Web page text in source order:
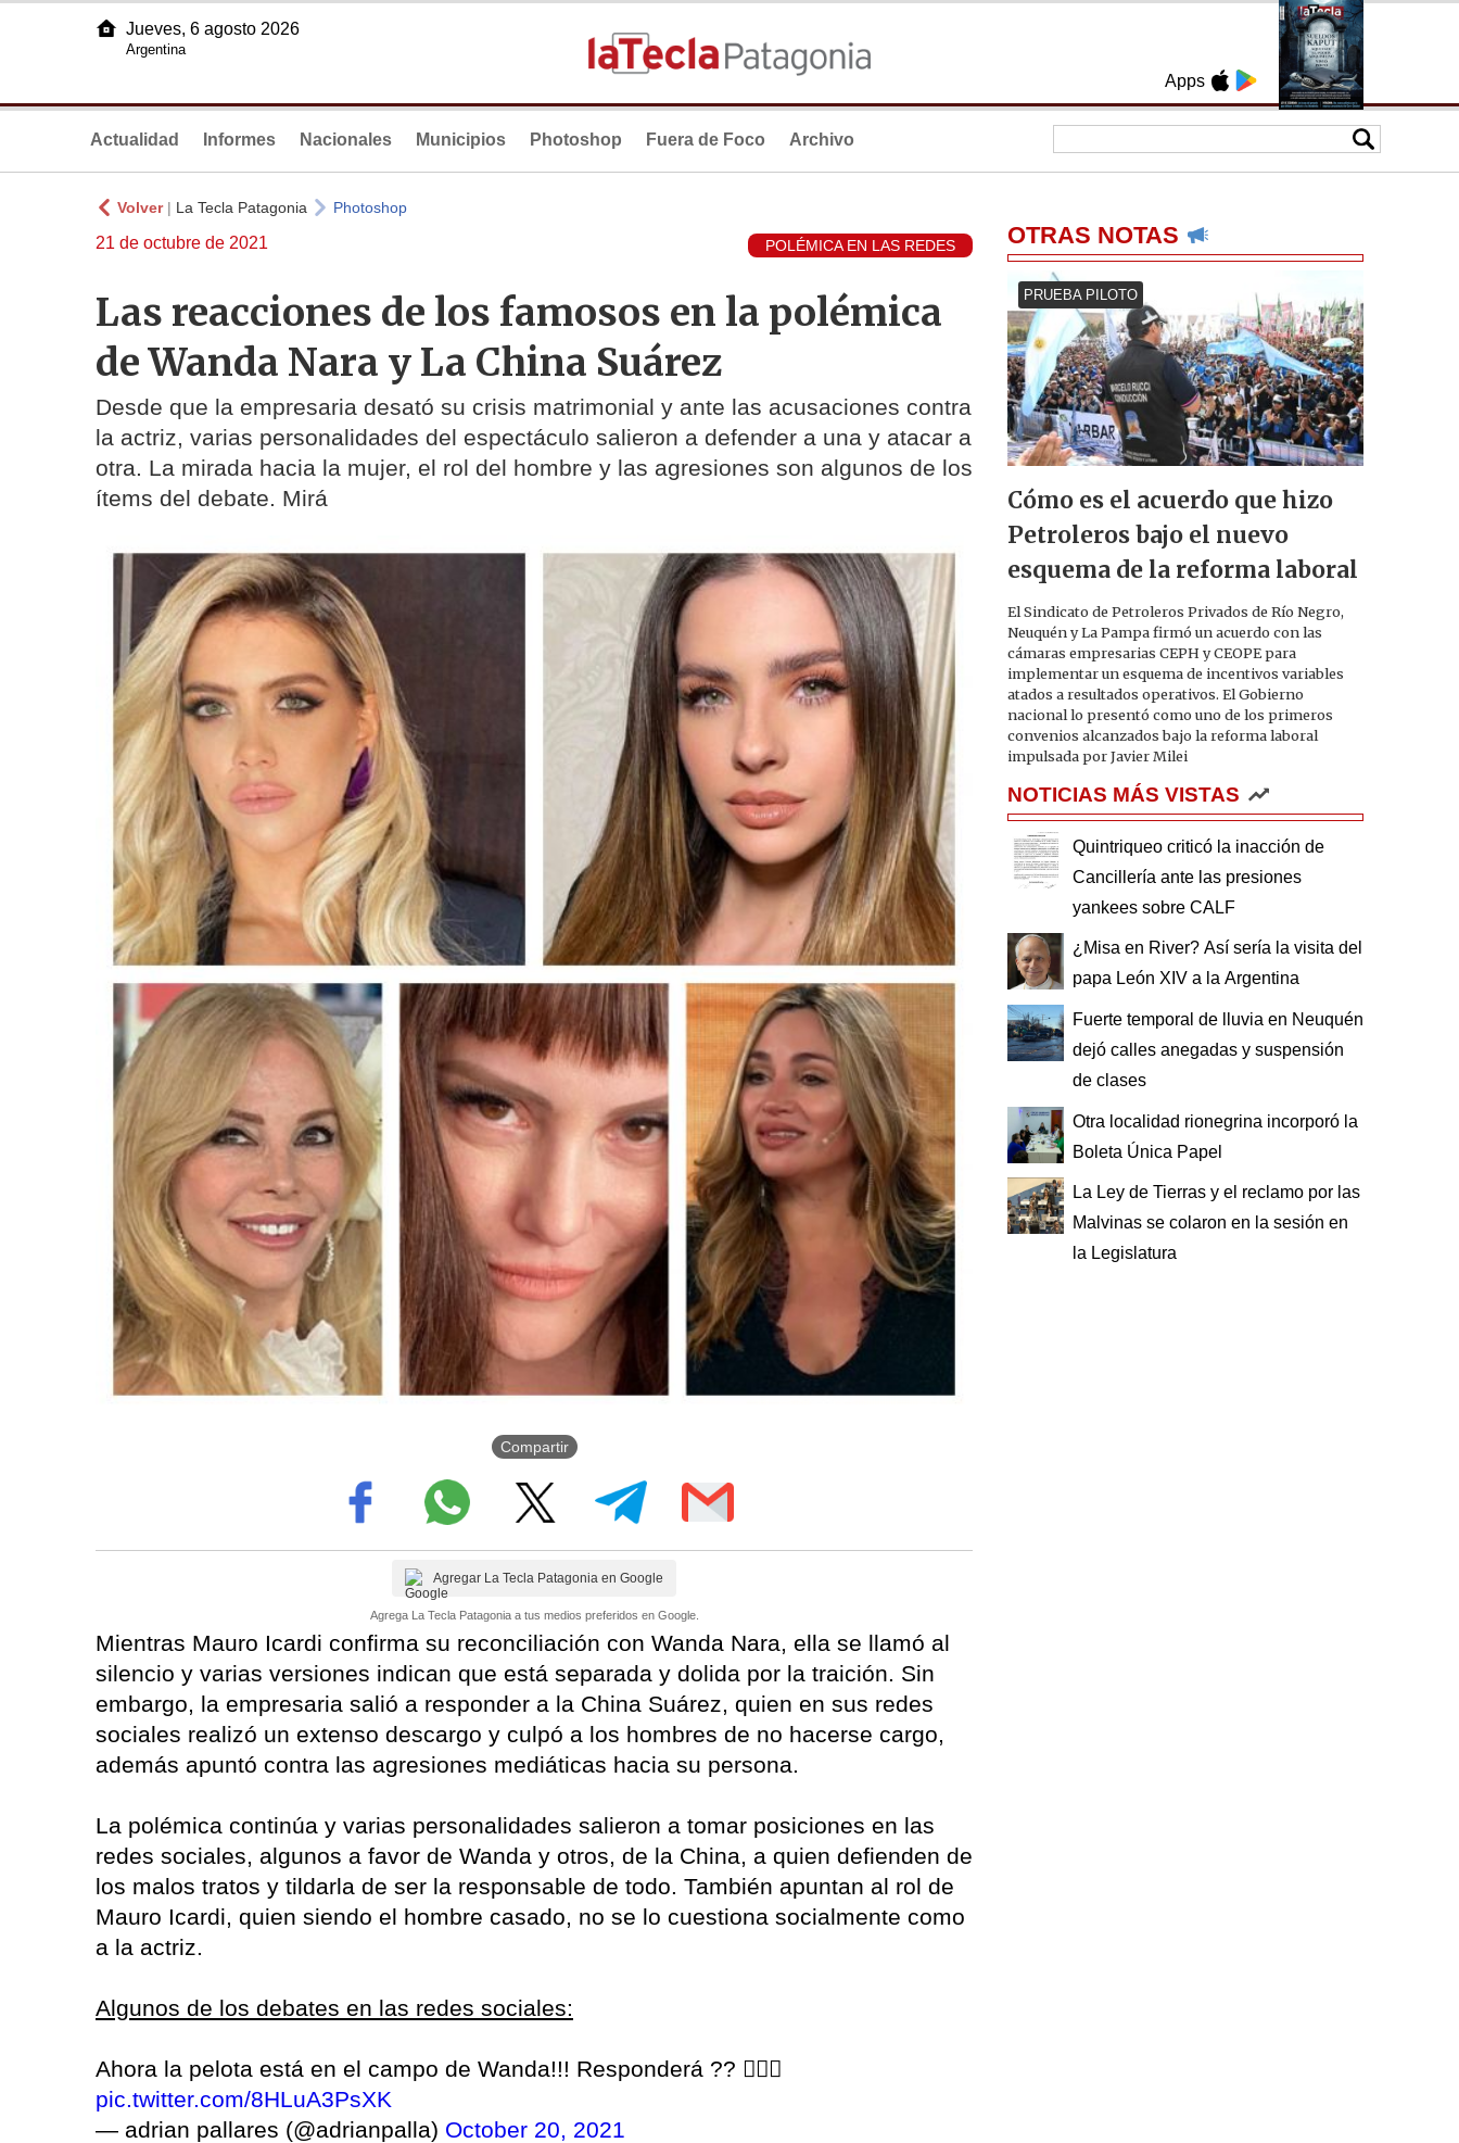
Apps
Jueves, 6 agosto 2026
Argentina
Actualidad Informes Nacionales Municipios Photoshop Fuera de Foco Archivo
Volver| La Tecla Patagonia Photoshop
21 de octubre de 2021 POLÉMICA EN LAS REDES
Las reacciones de los famosos en la polémica
de Wanda Nara y La China Suárez
Desde que la empresaria desató su crisis matrimonial y ante las acusaciones contra
la actriz, varias personalidades del espectáculo salieron a defender a una y atacar a
otra. La mirada hacia la mujer, el rol del hombre y las agresiones son algunos de los
ítems del debate. Mirá
Compartir
Agregar La Tecla Patagonia en Google
Agrega La Tecla Patagonia a tus medios preferidos en Google.
Mientras Mauro Icardi confirma su reconciliación con Wanda Nara, ella se llamó al
silencio y varias versiones indican que está separada y dolida por la traición. Sin
embargo, la empresaria salió a responder a la China Suárez, quien en sus redes
sociales realizó un extenso descargo y culpó a los hombres de no hacerse cargo,
además apuntó contra las agresiones mediáticas hacia su persona.
La polémica continúa y varias personalidades salieron a tomar posiciones en las
redes sociales, algunos a favor de Wanda y otros, de la China, a quien defienden de
los malos tratos y tildarla de ser la responsable de todo. También apuntan al rol de
Mauro Icardi, quien siendo el hombre casado, no se lo cuestiona socialmente como
a la actriz.
Algunos de los debates en las redes sociales:
Ahora la pelota está en el campo de Wanda!!! Responderá ?? 🤷🏻‍♂️
pic.twitter.com/8HLuA3PsXK
— adrian pallares (@adrianpalla) October 20, 2021
OTRAS NOTAS
PRUEBA PILOTO
Cómo es el acuerdo que hizo
Petroleros bajo el nuevo
esquema de la reforma laboral
El Sindicato de Petroleros Privados de Río Negro,
Neuquén y La Pampa firmó un acuerdo con las
cámaras empresarias CEPH y CEOPE para
implementar un esquema de incentivos variables
atados a resultados operativos. El Gobierno
nacional lo presentó como uno de los primeros
convenios alcanzados bajo la reforma laboral
impulsada por Javier Milei
NOTICIAS MÁS VISTAS
Quintriqueo criticó la inacción de
Cancillería ante las presiones
yankees sobre CALF
¿Misa en River? Así sería la visita del
papa León XIV a la Argentina
Fuerte temporal de lluvia en Neuquén
dejó calles anegadas y suspensión
de clases
Otra localidad rionegrina incorporó la
Boleta Única Papel
La Ley de Tierras y el reclamo por las
Malvinas se colaron en la sesión en
la Legislatura